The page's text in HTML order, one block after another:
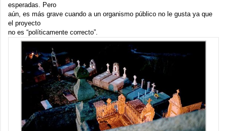
esperadas. Pero
aún, es más grave cuando a un organismo público no le gusta ya que
el proyecto
no es “políticamente correcto”.